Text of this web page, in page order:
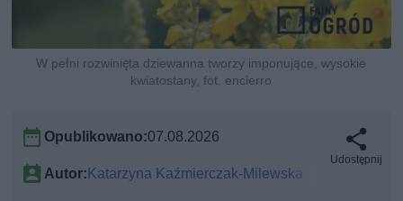
W pełni rozwinięta dziewanna tworzy imponujące, wysokie
kwiatostany, fot. encierro
Opublikowano:07.08.2026
Autor:Katarzyna Kaźmierczak-Milewska
Udostępnij